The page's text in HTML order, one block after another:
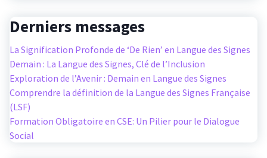
Derniers messages
La Signification Profonde de ‘De Rien’ en Langue des Signes
Demain : La Langue des Signes, Clé de l’Inclusion
Exploration de l’Avenir : Demain en Langue des Signes
Comprendre la définition de la Langue des Signes Française
(LSF)
Formation Obligatoire en CSE: Un Pilier pour le Dialogue
Social